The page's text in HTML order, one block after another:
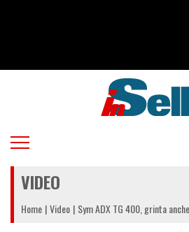
VIDEO
Home Video Sym ADX TG 400, grinta